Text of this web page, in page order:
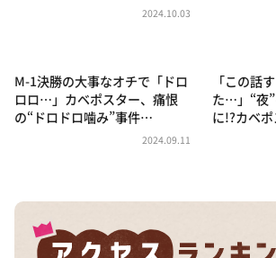
～人生密着トークバラエティ！～ や
news おかえり
河合＆A.B.C-Z塚田×福井アナ「なんで
（news おかえり）
教えて！ニュースライブ 正義のミカタ
2024.10.03
M-1決勝の大事なオチで「ドロ
ロロ…」カベポスター、痛恨
の“ドロドロ噛み”事件…
2024.09.11
「この話
た…」“夜
に!?カベ